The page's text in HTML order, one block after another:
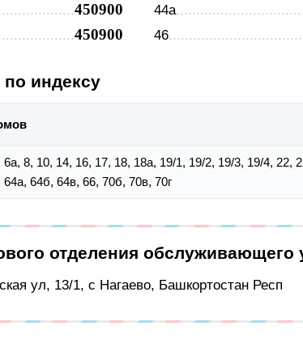
450900
450900
44а
46
индексу
6а, 8, 10, 14, 16, 17, 18, 18а, 19/1, 19/2, 19/3, 19/4,
64а, 64б, 64в, 66, 70б, 70в, 70г
отделения обслуживающего
ул, 13/1, с Нагаево, Башкортостан Респ